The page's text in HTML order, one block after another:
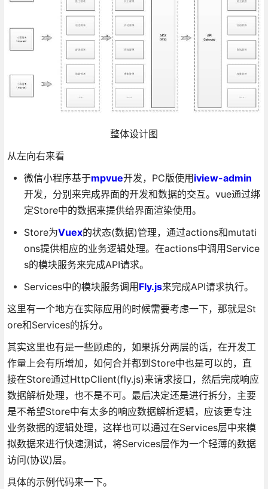
整体设计图
从左向右来看
微信小程序基于mpvue开发，PC版使用 iview-admin
开发，分别来完成界面的开发和数据的交互。vue通过绑
定Store中的数据来提供给界面渲染使用。
Store为Vuex的状态(数据)管理，通过actions和mutati
ons提供相应的业务逻辑处理。在actions中调用Service
s的模块服务来完成API请求。
Services中的模块服务调用 Fly.js来完成API请求执行。
这里有一个地方在实际应用的时候需要考虑一下，那就是St
ore和Services的拆分。
其实这里也有是一些顾虑的，如果拆分两层的话，在开发工
作量上会有所增加，如何合并都到Store中也是可以的，直
接在Store通过HttpClient(fly.js)来请求接口，然后完成响应
数据解析处理，也不是不可。最后决定还是进行拆分，主要
是不希望Store中有太多的响应数据解析逻辑，应该更专注
业务数据的逻辑处理，这样也可以通过在Services层中来模
拟数据来进行快速测试，将Services层作为一个轻薄的数据
访问(协议)层。
具体的示例代码来一下。